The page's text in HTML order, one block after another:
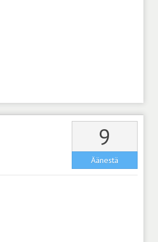
9
Äänestä